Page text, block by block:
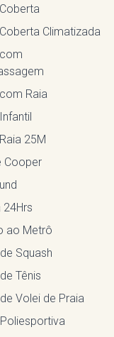
Climatizada
Raia
25M
Cooper
24Hrs
ao Metrô
Squash
Tênis
Volei de Praia